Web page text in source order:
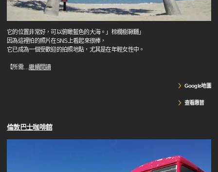
它的位置非常好，可以俯瞰藍色的大海。」棕櫚樹鞦韆」
因為這裡拍的照片在SNS上看起來很棒，
它已成為一個受歡迎的拍照地點，尤其是在年輕女性中。
【所需…繼續閱讀
Google地圖
查看惠普
倫敦巴士咖啡館